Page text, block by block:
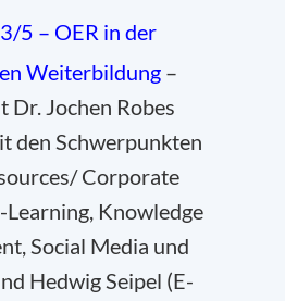
5 – OER in der
Weiterbildung –
Dr. Jochen Robes
den Schwerpunkten
Corporate
Learning, Knowledge
Social Media und
Hedwig Seipel (E-